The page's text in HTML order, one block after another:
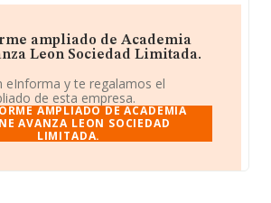
ampliado de Academia
Leon Sociedad Limitada.
eInforma y te regalamos el
de esta empresa.
AMPLIADO DE ACADEMIA
AVANZA LEON SOCIEDAD
LIMITADA.